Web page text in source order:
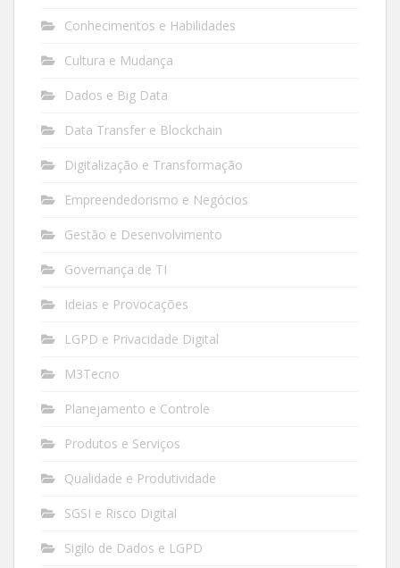
Conhecimentos e Habilidades
Cultura e Mudança
Dados e Big Data
Data Transfer e Blockchain
Digitalização e Transformação
Empreendedorismo e Negócios
Gestão e Desenvolvimento
Governança de TI
Ideias e Provocações
LGPD e Privacidade Digital
M3Tecno
Planejamento e Controle
Produtos e Serviços
Qualidade e Produtividade
SGSI e Risco Digital
Sigilo de Dados e LGPD